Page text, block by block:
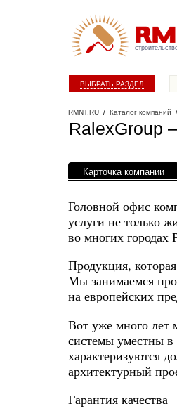
ВЫБРАТЬ РАЗДЕЛ
RMNT.RU / Каталог компаний
RalexGroup
Карточка компании
Головной офис
услуги не только
во многих городах
Продукция,
Мы занимаемся
на европейских
Вот уже много лет
системы уместны в
характеризуются
архитектурный
Гарантия качества